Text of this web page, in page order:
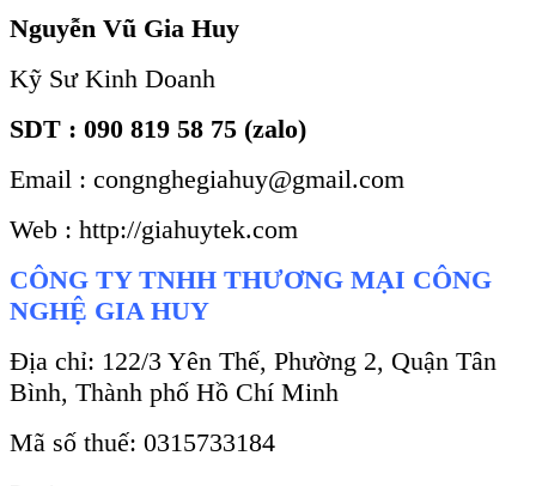
Nguyễn Vũ Gia Huy
Kỹ Sư Kinh Doanh
SDT : 090 819 58 75 (zalo)
Email : congnghegiahuy@gmail.com
Web : http://giahuytek.com
CÔNG TY TNHH THƯƠNG MẠI CÔNG
NGHỆ GIA HUY
Địa chỉ: 122/3 Yên Thế, Phường 2, Quận Tân
Bình, Thành phố Hồ Chí Minh
Mã số thuế: 0315733184